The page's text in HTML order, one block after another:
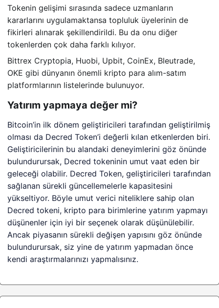
Tokenin gelişimi sırasında sadece uzmanların
kararlarını uygulamaktansa topluluk üyelerinin de
fikirleri alınarak şekillendirildi. Bu da onu diğer
tokenlerden çok daha farklı kılıyor.
Bittrex Cryptopia, Huobi, Upbit, CoinEx, Bleutrade,
OKE gibi dünyanın önemli kripto para alım-satım
platformlarının listelerinde bulunuyor.
Yatırım yapmaya değer mi?
Bitcoin’in ilk dönem geliştiricileri tarafından geliştirilmiş
olması da Decred Token’i değerli kılan etkenlerden biri.
Geliştiricilerinin bu alandaki deneyimlerini göz önünde
bulundurursak, Decred tokeninin umut vaat eden bir
geleceği olabilir. Decred Token, geliştiricileri tarafından
sağlanan sürekli güncellemelerle kapasitesini
yükseltiyor. Böyle umut verici niteliklere sahip olan
Decred tokeni, kripto para birimlerine yatırım yapmayı
düşünenler için iyi bir seçenek olarak düşünülebilir.
Ancak piyasanın sürekli değişen yapısını göz önünde
bulundurursak, siz yine de yatırım yapmadan önce
kendi araştırmalarınızı yapmalısınız.